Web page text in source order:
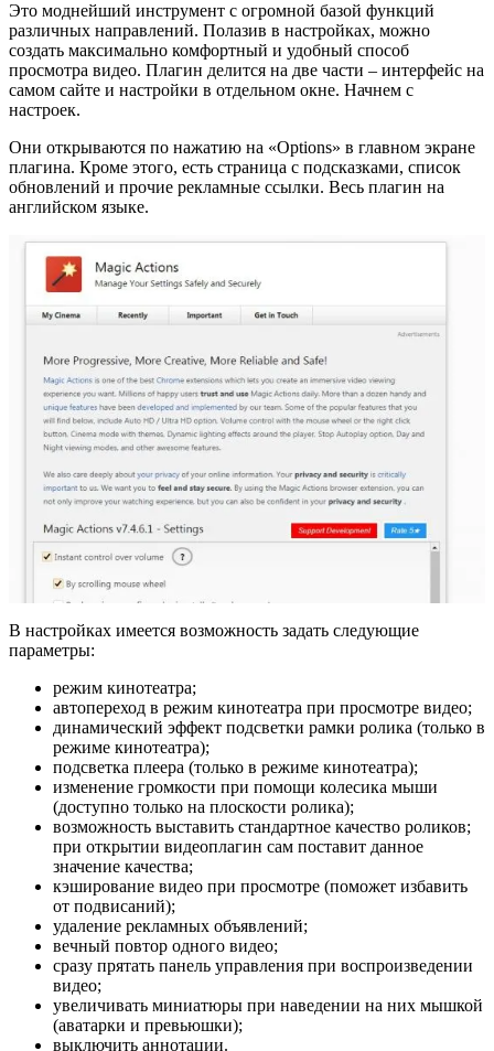
Это моднейший инструмент с огромной базой функций
различных направлений. Полазив в настройках, можно
создать максимально комфортный и удобный способ
просмотра видео. Плагин делится на две части – интерфейс на
самом сайте и настройки в отдельном окне. Начнем с
настроек.
Они открываются по нажатию на «Options» в главном экране
плагина. Кроме этого, есть страница с подсказками, список
обновлений и прочие рекламные ссылки. Весь плагин на
английском языке.
В настройках имеется возможность задать следующие
параметры:
режим кинотеатра;
автопереход в режим кинотеатра при просмотре видео;
динамический эффект подсветки рамки ролика (только в
режиме кинотеатра);
подсветка плеера (только в режиме кинотеатра);
изменение громкости при помощи колесика мыши
(доступно только на плоскости ролика);
возможность выставить стандартное качество роликов;
при открытии видеоплагин сам поставит данное
значение качества;
кэширование видео при просмотре (поможет избавить
от подвисаний);
удаление рекламных объявлений;
вечный повтор одного видео;
сразу прятать панель управления при воспроизведении
видео;
увеличивать миниатюры при наведении на них мышкой
(аватарки и превьюшки);
выключить аннотации.